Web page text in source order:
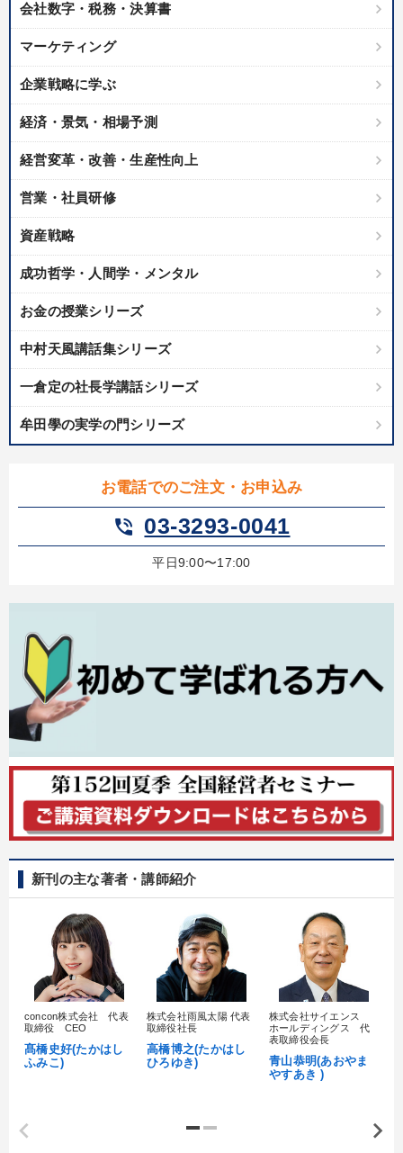
会社数字・税務・決算書
マーケティング
企業戦略に学ぶ
経済・景気・相場予測
経営変革・改善・生産性向上
営業・社員研修
資産戦略
成功哲学・人間学・メンタル
お金の授業シリーズ
中村天風講話集シリーズ
一倉定の社長学講話シリーズ
牟田學の実学の門シリーズ
お電話でのご注文・お申込み
phone_in_talk 03-3293-0041
平日9:00〜17:00
新刊の主な著者・講師紹介
concon株式会社 代表
取締役 CEO
髙橋史好(たかはし
ふみこ)
株式会社雨風太陽 代表
取締役社長
高橋博之(たかはし
ひろゆき)
株式会社サイエンス
ホールディングス 代
表取締役会長
青山恭明(あおやま
やすあき )